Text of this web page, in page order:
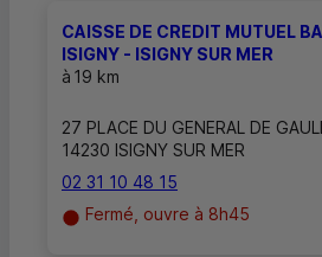
CAISSE DE CREDIT MUTUEL
ISIGNY - ISIGNY SUR MER
à 19 km
27 PLACE DU GENERAL DE
14230 ISIGNY SUR MER
02 31 10 48 15
Fermé, ouvre à 8h45